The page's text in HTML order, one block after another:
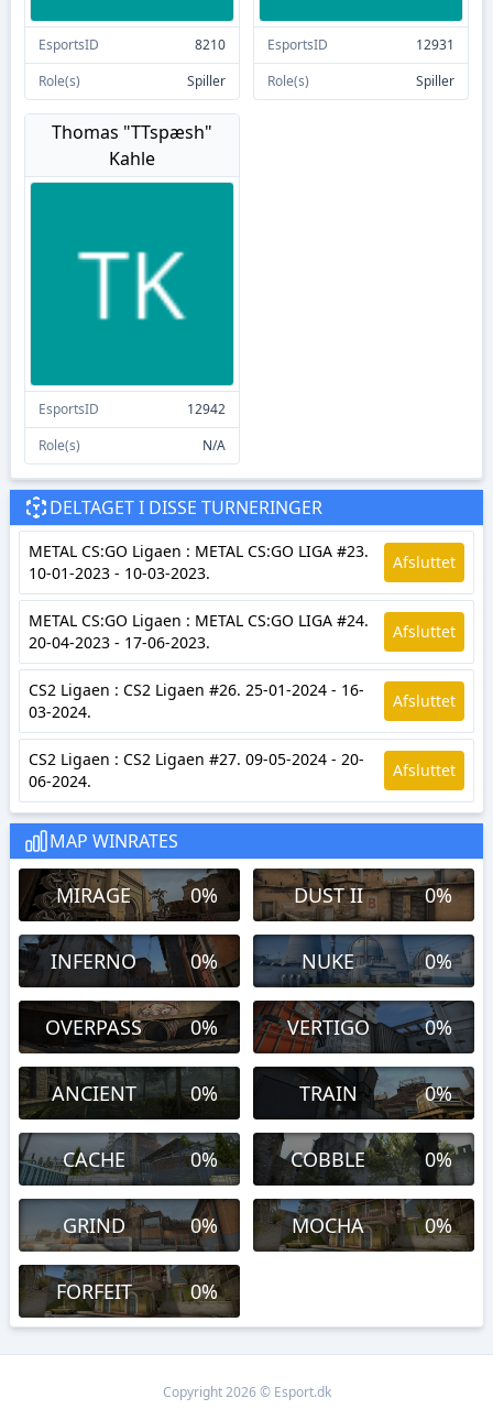
EsportsID
8210
Role(s)
Spiller
EsportsID
12931
Role(s)
Spiller
Thomas "TTspæsh"
Kahle
EsportsID
12942
Role(s)
N/A
DELTAGET I DISSE TURNERINGER
METAL CS:GO Ligaen : METAL CS:GO LIGA #23.
10-01-2023 - 10-03-2023.
Afsluttet
METAL CS:GO Ligaen : METAL CS:GO LIGA #24.
20-04-2023 - 17-06-2023.
Afsluttet
CS2 Ligaen : CS2 Ligaen #26. 25-01-2024 - 16-
03-2024.
Afsluttet
CS2 Ligaen : CS2 Ligaen #27. 09-05-2024 - 20-
06-2024.
Afsluttet
MAP WINRATES
MIRAGE 0% DUST II 0%
INFERNO 0% NUKE 0%
OVERPASS 0% VERTIGO 0%
ANCIENT 0% TRAIN 0%
CACHE 0% COBBLE 0%
GRIND 0% MOCHA 0%
FORFEIT 0%
Copyright 2026 © Esport.dk